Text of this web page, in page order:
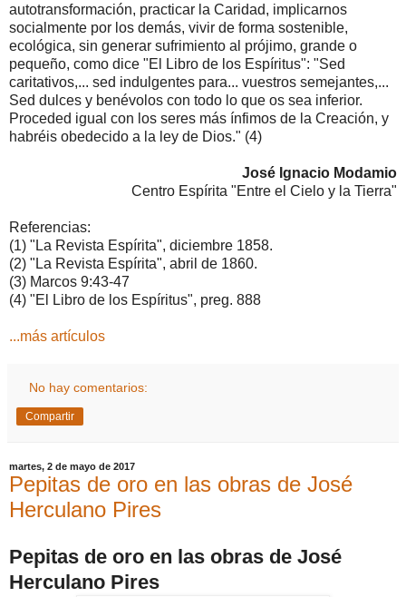
autotransformación, practicar la Caridad, implicarnos
socialmente por los demás, vivir de forma sostenible,
ecológica, sin generar sufrimiento al prójimo, grande o
pequeño, como dice "El Libro de los Espíritus": "Sed
caritativos,... sed indulgentes para... vuestros semejantes,...
Sed dulces y benévolos con todo lo que os sea inferior.
Proceded igual con los seres más ínfimos de la Creación, y
habréis obedecido a la ley de Dios." (4)
José Ignacio Modamio
Centro Espírita "Entre el Cielo y la Tierra"
Referencias:
(1) "La Revista Espírita", diciembre 1858.
(2) "La Revista Espírita", abril de 1860.
(3) Marcos 9:43-47
(4) "El Libro de los Espíritus", preg. 888
...más artículos
No hay comentarios:
Compartir
martes, 2 de mayo de 2017
Pepitas de oro en las obras de José
Herculano Pires
Pepitas de oro en las obras de José
Herculano Pires